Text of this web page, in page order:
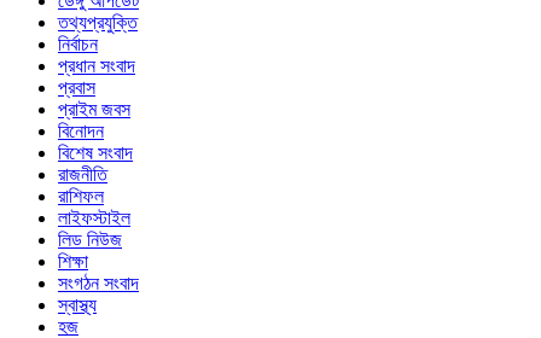
তথ্যপ্রযুক্তি
নির্বাচন
প্রধান সংবাদ
প্রবাস
প্রাইম জবস
বিনোদন
বিশেষ সংবাদ
রাজনীতি
রাশিফল
লাইফস্টাইল
লিড নিউজ
শিক্ষা
সংগঠন সংবাদ
স্বাস্থ্য
হজ